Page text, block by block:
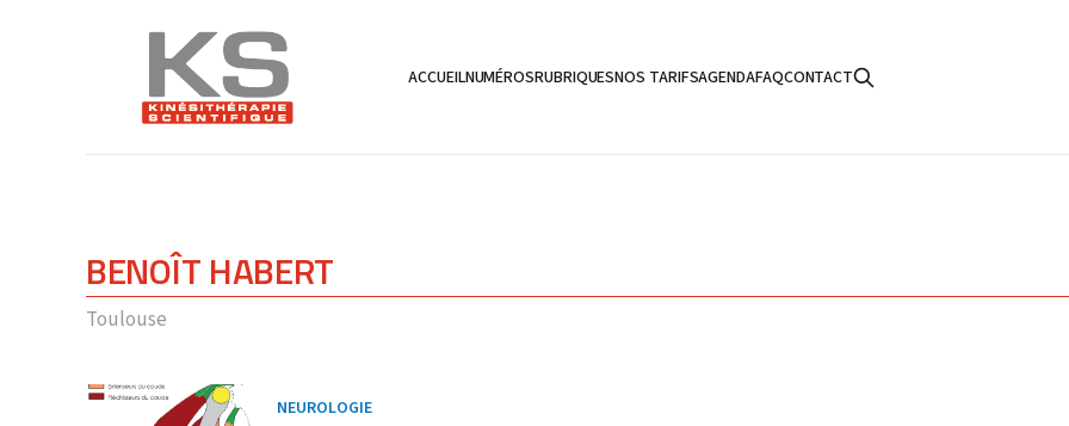
ACCUEILNUMÉROSRUBRIQUESNOS TARIFSAGENDAFAQCONTACT
BENOÎT HABERT
Toulouse
NEUROLOGIE